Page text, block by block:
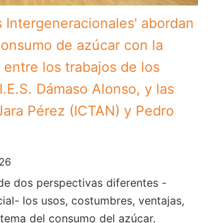
Intergeneracionales' abordan
de azúcar con la
los trabajos de los
Dámaso Alonso, y las
Pérez (ICTAN) y Pedro
dos perspectivas diferentes -
los usos, costumbres, ventajas,
del consumo del azúcar.